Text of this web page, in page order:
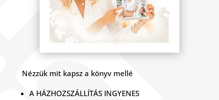
Nézzük mit kapsz a könyv mellé
A HÁZHOZSZÁLLÍTÁS INGYENES